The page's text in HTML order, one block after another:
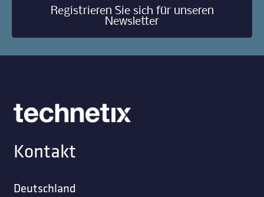
Registrieren Sie sich für unseren
Newsletter
Kontakt
Deutschland